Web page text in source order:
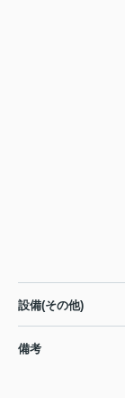
設備(その他)
備考